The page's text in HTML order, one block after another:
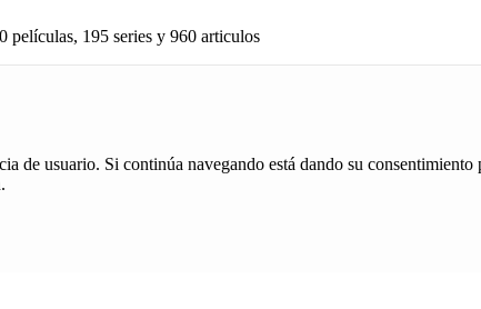
películas, 195 series y 960 articulos
de usuario. Si continúa navegando está dando su